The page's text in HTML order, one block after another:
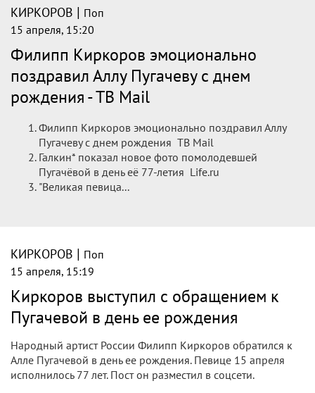
исполнилось 77 лет. В честь дня рождения бывшей супруги
певец Филипп Киркоров написал трогательный пост в
личном блоге и нежно обратился к артистке.
КИРКОРОВ| Поп
поздравил Аллу Пугачеву с днем
рождения - tv.mail.ru
Филипп Киркоров эмоционально поздравил Аллу
Пугачеву с днем рождения tv.mail.ru
подстроила под себя правила поп-сцены Правила
жизни
В чем ее вина?
Спорт в России и
мире